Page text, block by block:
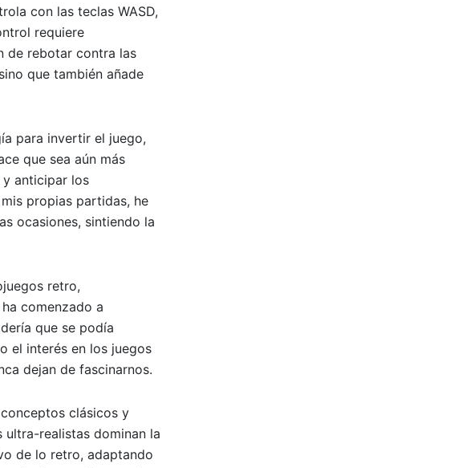
con las teclas WASD,
requiere
de rebotar contra las
que también añade
para invertir el juego,
que sea aún más
y anticipar los
propias partidas, he
ocasiones, sintiendo la
retro,
comenzado a
que se podía
el interés en los juegos
dejan de fascinarnos.
clásicos y
ultra-realistas dominan la
de lo retro, adaptando